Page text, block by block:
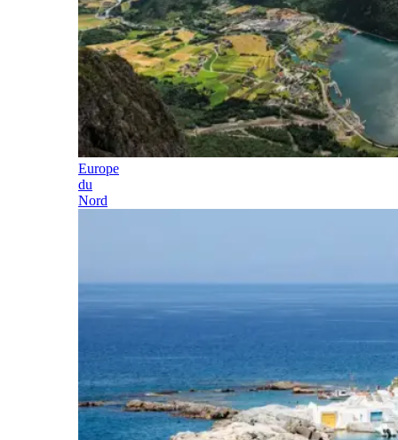
Europe
du
Nord